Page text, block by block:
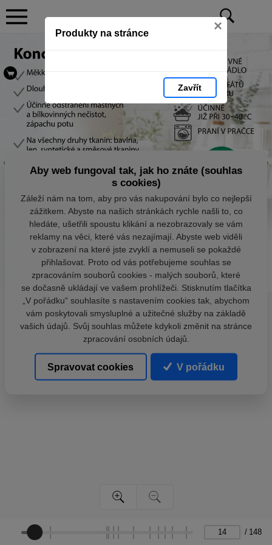
Produkty na stránce ×
Zavřít
/ 148
Aby web fungoval tak, jak ho znáte (souhlas
s cookies)
Záleží nám na tom, aby pro vás nakupování bylo co nejlepší
zážitkem. Abyste na našich stránkách rychle našli to, co
hledáte, ušetřili spoustu klikání a nezobrazovaly se vám
reklamy na věci, které vás nezajímají. Abyste web viděli
v zobrazení na které jste zvyklí a nemuseli se pokaždé
přihlašovat. Proto od vás potřebujeme souhlas se
zpracováním souborů cookies - malých souborů, které
se dočasně ukládají ve vašem prohlížeči. Stisknutím tlačítka
„V pořádku“ souhlasíte s nastavením cookies tak, abychom
vám poskytovali smysluplné a užitečné služby na základě
vašich údajů. Svůj souhlas můžete kdykoli změnit na stránce
zpracování osobních údajů.
Spravovat cookies V pořádku